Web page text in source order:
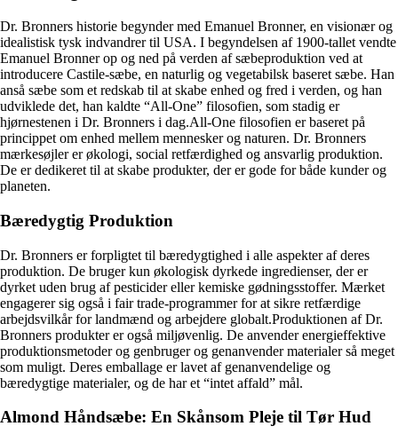
Dr. Bronners historie begynder med Emanuel Bronner, en visionær og
idealistisk tysk indvandrer til USA. I begyndelsen af 1900-tallet vendte
Emanuel Bronner op og ned på verden af ​​sæbeproduktion ved at
introducere Castile-sæbe, en naturlig og vegetabilsk baseret sæbe. Han
anså sæbe som et redskab til at skabe enhed og fred i verden, og han
udviklede det, han kaldte “All-One” filosofien, som stadig er
hjørnestenen i Dr. Bronners i dag.All-One filosofien er baseret på
princippet om enhed mellem mennesker og naturen. Dr. Bronners
mærkesøjler er økologi, social retfærdighed og ansvarlig produktion.
De er dedikeret til at skabe produkter, der er gode for både kunder og
planeten.
Bæredygtig Produktion
Dr. Bronners er forpligtet til bæredygtighed i alle aspekter af deres
produktion. De bruger kun økologisk dyrkede ingredienser, der er
dyrket uden brug af pesticider eller kemiske gødningsstoffer. Mærket
engagerer sig også i fair trade-programmer for at sikre retfærdige
arbejdsvilkår for landmænd og arbejdere globalt.Produktionen af ​​Dr.
Bronners produkter er også miljøvenlig. De anvender energieffektive
produktionsmetoder og genbruger og genanvender materialer så meget
som muligt. Deres emballage er lavet af genanvendelige og
bæredygtige materialer, og de har et “intet affald” mål.
Almond Håndsæbe: En Skånsom Pleje til Tør Hud